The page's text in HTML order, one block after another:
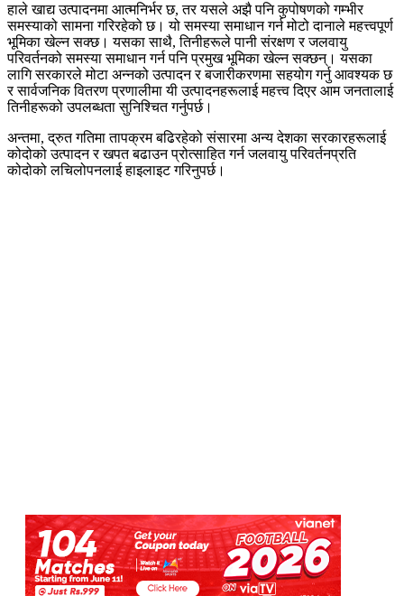
हाले खाद्य उत्पादनमा आत्मनिर्भर छ, तर यसले अझै पनि कुपोषणको गम्भीर
समस्याको सामना गरिरहेको छ। यो समस्या समाधान गर्न मोटो दानाले महत्त्वपूर्ण
भूमिका खेल्न सक्छ। यसका साथै, तिनीहरूले पानी संरक्षण र जलवायु
परिवर्तनको समस्या समाधान गर्न पनि प्रमुख भूमिका खेल्न सक्छन्। यसका
लागि सरकारले मोटा अन्नको उत्पादन र बजारीकरणमा सहयोग गर्नु आवश्यक छ
र सार्वजनिक वितरण प्रणालीमा यी उत्पादनहरूलाई महत्त्व दिएर आम जनतालाई
तिनीहरूको उपलब्धता सुनिश्चित गर्नुपर्छ।
अन्तमा, द्रुत गतिमा तापक्रम बढिरहेको संसारमा अन्य देशका सरकारहरूलाई
कोदोको उत्पादन र खपत बढाउन प्रोत्साहित गर्न जलवायु परिवर्तनप्रति
कोदोको लचिलोपनलाई हाइलाइट गरिनुपर्छ।